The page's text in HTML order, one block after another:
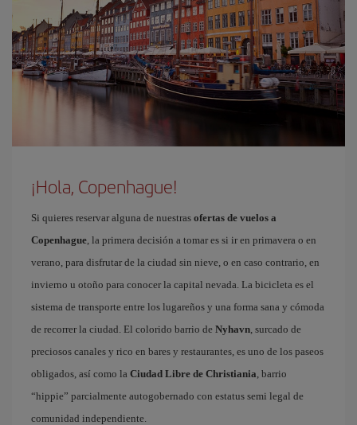
¡Hola, Copenhague!
Si quieres reservar alguna de nuestras ofertas de vuelos a
Copenhague, la primera decisión a tomar es si ir en primavera o en
verano, para disfrutar de la ciudad sin nieve, o en caso contrario, en
invierno u otoño para conocer la capital nevada. La bicicleta es el
sistema de transporte entre los lugareños y una forma sana y cómoda
de recorrer la ciudad. El colorido barrio de Nyhavn, surcado de
preciosos canales y rico en bares y restaurantes, es uno de los paseos
obligados, así como la Ciudad Libre de Christiania, barrio
“hippie” parcialmente autogobernado con estatus semi legal de
comunidad independiente.